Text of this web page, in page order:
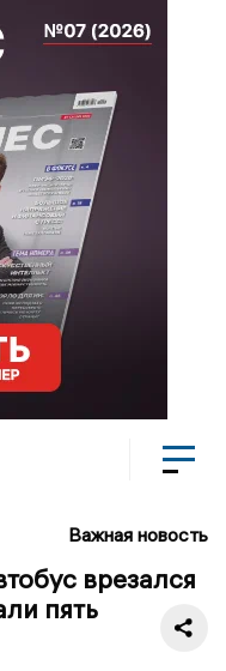
Важная новость
врезался
пять